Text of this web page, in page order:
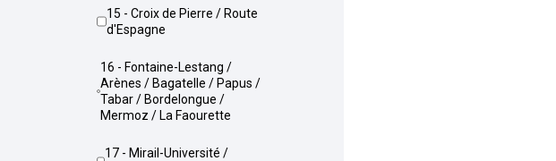
15 - Croix de Pierre / Route
d'Espagne
16 - Fontaine-Lestang /
Arènes / Bagatelle / Papus /
Tabar / Bordelongue /
Mermoz / La Faourette
17 - Mirail-Université /